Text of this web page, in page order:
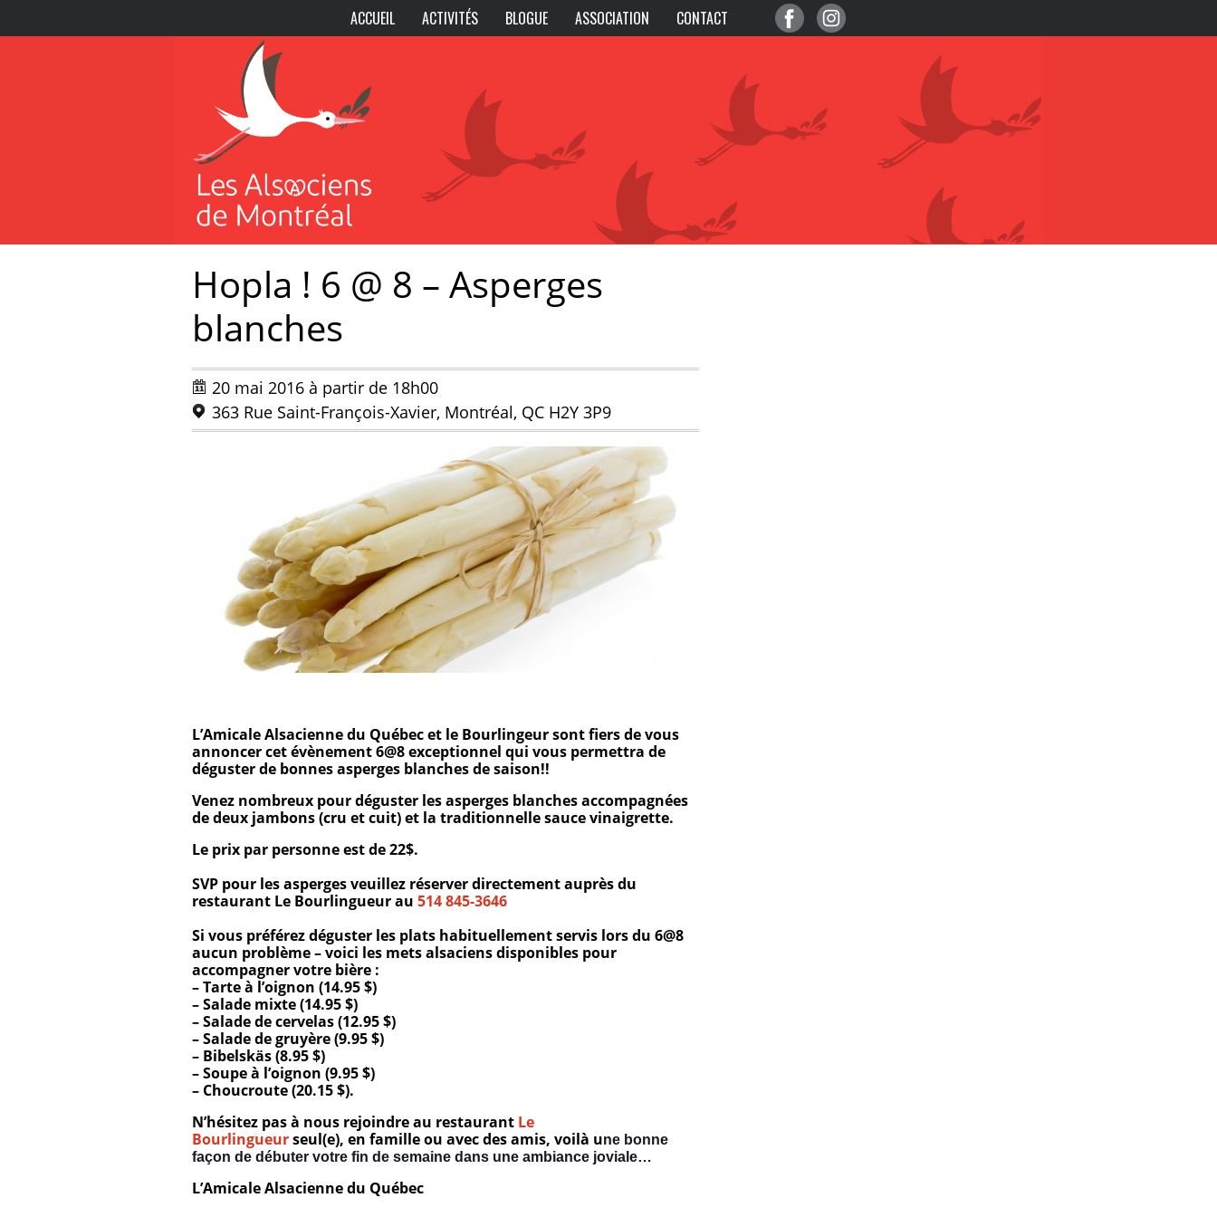
ACCUEIL ACTIVITÉS BLOGUE ASSOCIATION CONTACT
Hopla ! 6 @ 8 – Asperges
blanches
20 mai 2016 à partir de 18h00
363 Rue Saint-François-Xavier, Montréal, QC H2Y 3P9
L’Amicale Alsacienne du Québec et le Bourlingeur sont fiers de vous
annoncer cet évènement 6@8 exceptionnel qui vous permettra de
déguster de bonnes asperges blanches de saison!!
Venez nombreux pour déguster les asperges blanches accompagnées
de deux jambons (cru et cuit) et la traditionnelle saucevinaigrette.
Le prix par personne est de 22$.
SVP pour les asperges veuillez réserver directement auprès du
restaurant Le Bourlingueur au 514 845-3646
Si vous préférez déguster les plats habituellement servis lors du 6@8
aucun problème – voici les mets alsaciens disponibles pour
accompagner votre bière :
– Tarte à l’oignon (14.95 $)
– Salade mixte (14.95 $)
– Salade de cervelas (12.95 $)
– Salade de gruyère (9.95 $)
– Bibelskäs (8.95 $)
– Soupe à l’oignon (9.95 $)
– Choucroute (20.15 $).
N’hésitez pas à nous rejoindre au restaurant Le
Bourlingueurseul(e), en famille ou avec des amis, voilà une bonne
façon de débuter votre fin de semaine dans une ambiance joviale…
L’Amicale Alsacienne du Québec